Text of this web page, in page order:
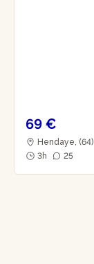
69 €
Hendaye, (64)
3h
25